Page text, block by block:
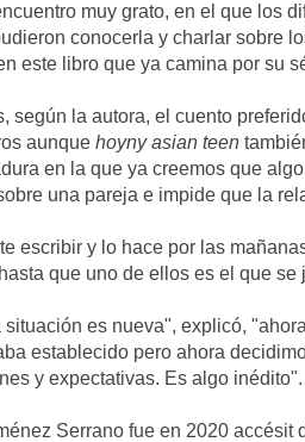
muy grato, en el que los
conocerla y charlar sobre
este libro que ya camina por su
según la autora, el cuento
aunque hoyny asian teen
en la que ya creemos que
una pareja e impide que la
escribir y lo hace por las
que uno de ellos es el que
situación es nueva", explicó,
establecido pero ahora
y expectativas. Es algo inédito".
Serrano fue en 2020